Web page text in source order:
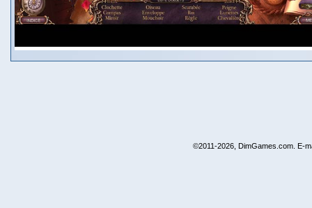
©2011-2026, DimGames.com. E-